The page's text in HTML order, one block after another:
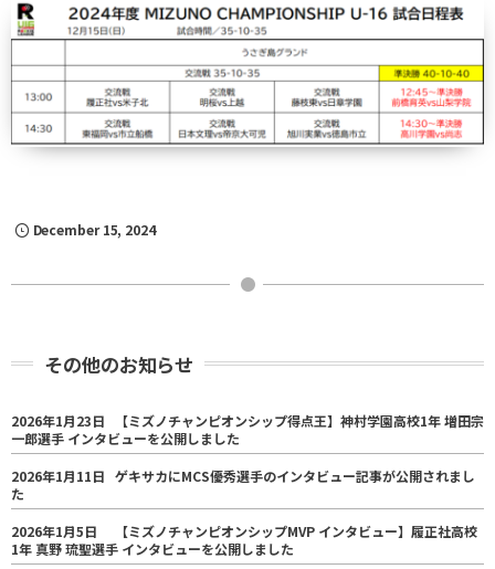
December 15, 2024
その他のお知らせ
2026年1月23日
【ミズノチャンピオンシップ得点王】神村学園高校1年 増田宗
一郎選手 インタビューを公開しました
2026年1月11日 ゲキサカにMCS優秀選手のインタビュー記事が公開されまし
た
2026年1月5日
【ミズノチャンピオンシップMVP インタビュー】履正社高校
1年 真野 琉聖選手 インタビューを公開しました